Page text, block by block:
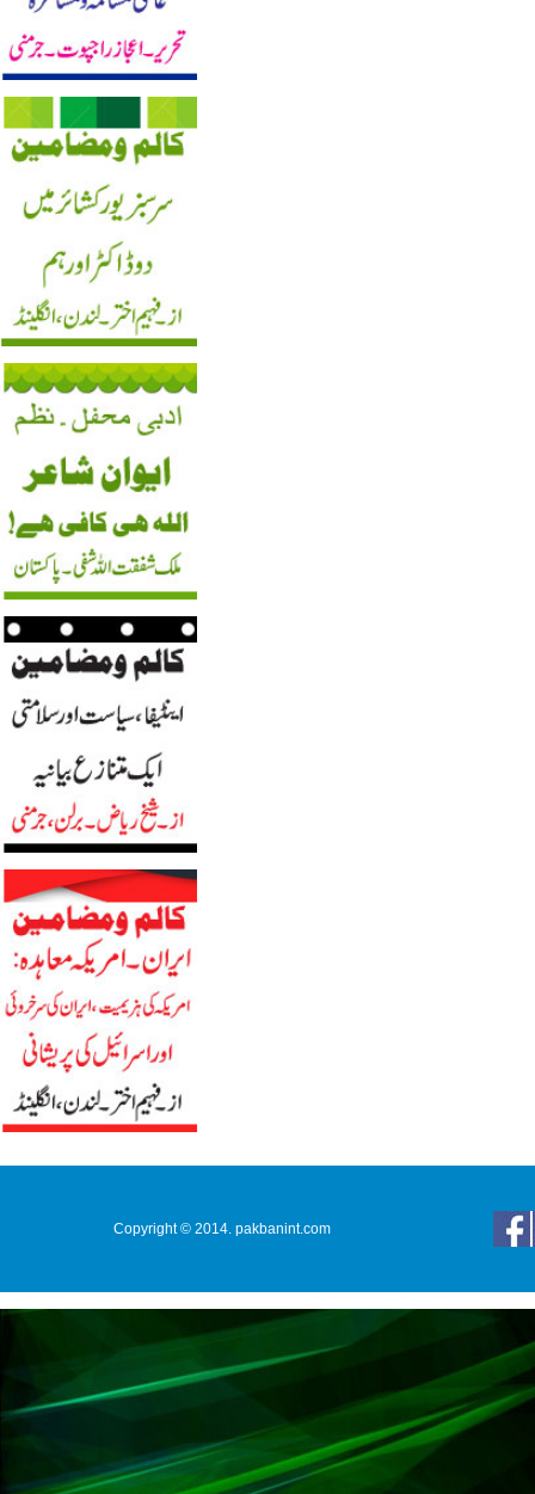
Copyright © 2014. pakbanint.com